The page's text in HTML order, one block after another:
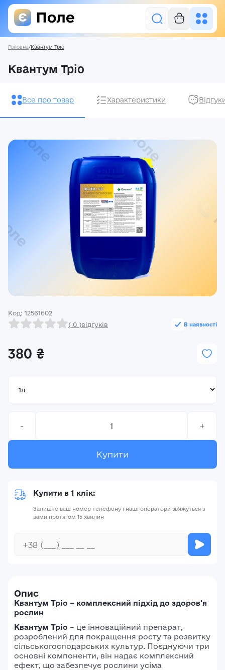
Насіння
Акції
(096) 556 55 56
Головна/Квантум Тріо
Квантум Тріо
Все про товар Характеристики
Код: 12561602
В наявності
( 0 )відгуків
380 ₴
- +
Купити
Купити в 1 клік:
Залиште ваш номер телефону і наші оператори зв'яжуться з
вами протягом 15 хвилин
Опис
Квантум Тріо – комплексний підхід до здоров'я
рослин
Квантум Тріо – це інноваційний препарат,
розроблений для покращення росту та розвитку
сільськогосподарських культур. Поєднуючи три
основні компоненти, він надає комплексний
ефект, що забезпечує рослини усіма